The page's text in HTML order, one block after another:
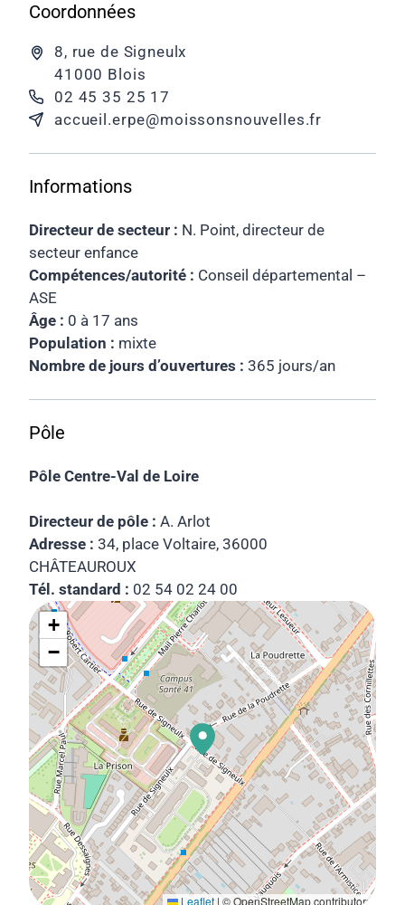
Coordonnées
8, rue de Signeulx
41000 Blois
02 45 35 25 17
accueil.erpe@moissonsnouvelles.fr
Informations
Directeur de secteur : N. Point, directeur de
secteur enfance
Compétences/autorité : Conseil départemental –
ASE
Âge : 0 à 17 ans
Population : mixte
Nombre de jours d’ouvertures : 365 jours/an
Pôle
Pôle Centre-Val de Loire
Directeur de pôle : A. Arlot
Adresse : 34, place Voltaire, 36000
CHÂTEAUROUX
Tél. standard : 02 54 02 24 00
+
−
Leaflet | © OpenStreetMap contributors